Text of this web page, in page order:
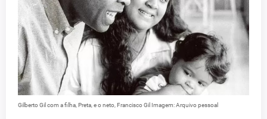
Gilberto Gil com a filha, Preta, e o neto, Francisco Gil Imagem: Arquivo pessoal